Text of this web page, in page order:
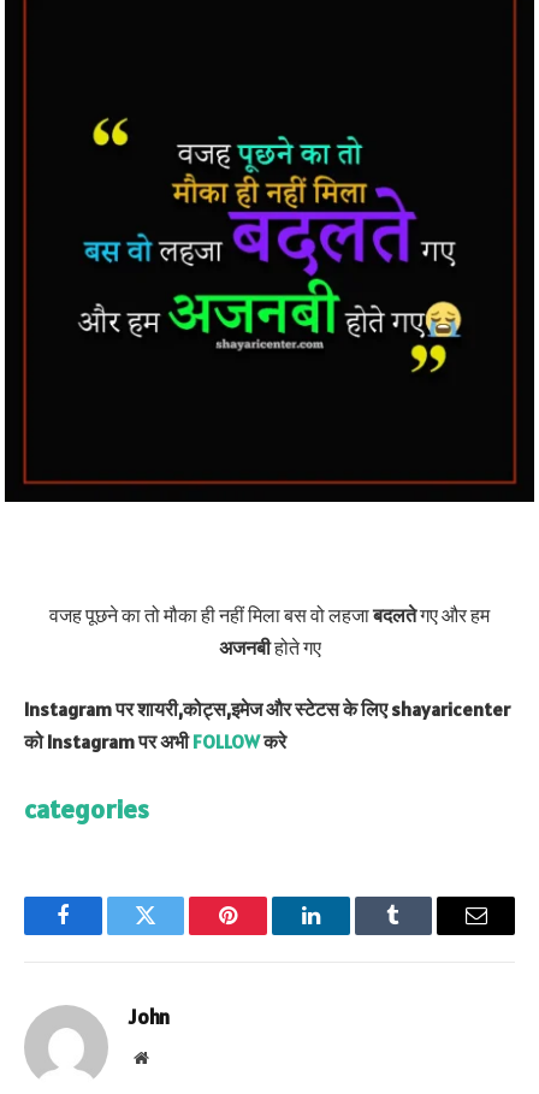
वजह पूछने का तो मौका ही नहीं मिला बस वो लहजाबदलतेगए और हम
अजनबीहोते गए
Instagram पर शायरी,कोट्स,इमेज और स्टेटस के लिए shayaricenter
को Instagram पर अभीFOLLOWकरे
categories
FacebookTwitter Pinterest LinkedInTumblr Email
John
Website